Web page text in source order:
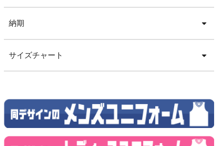
納期
サイズチャート